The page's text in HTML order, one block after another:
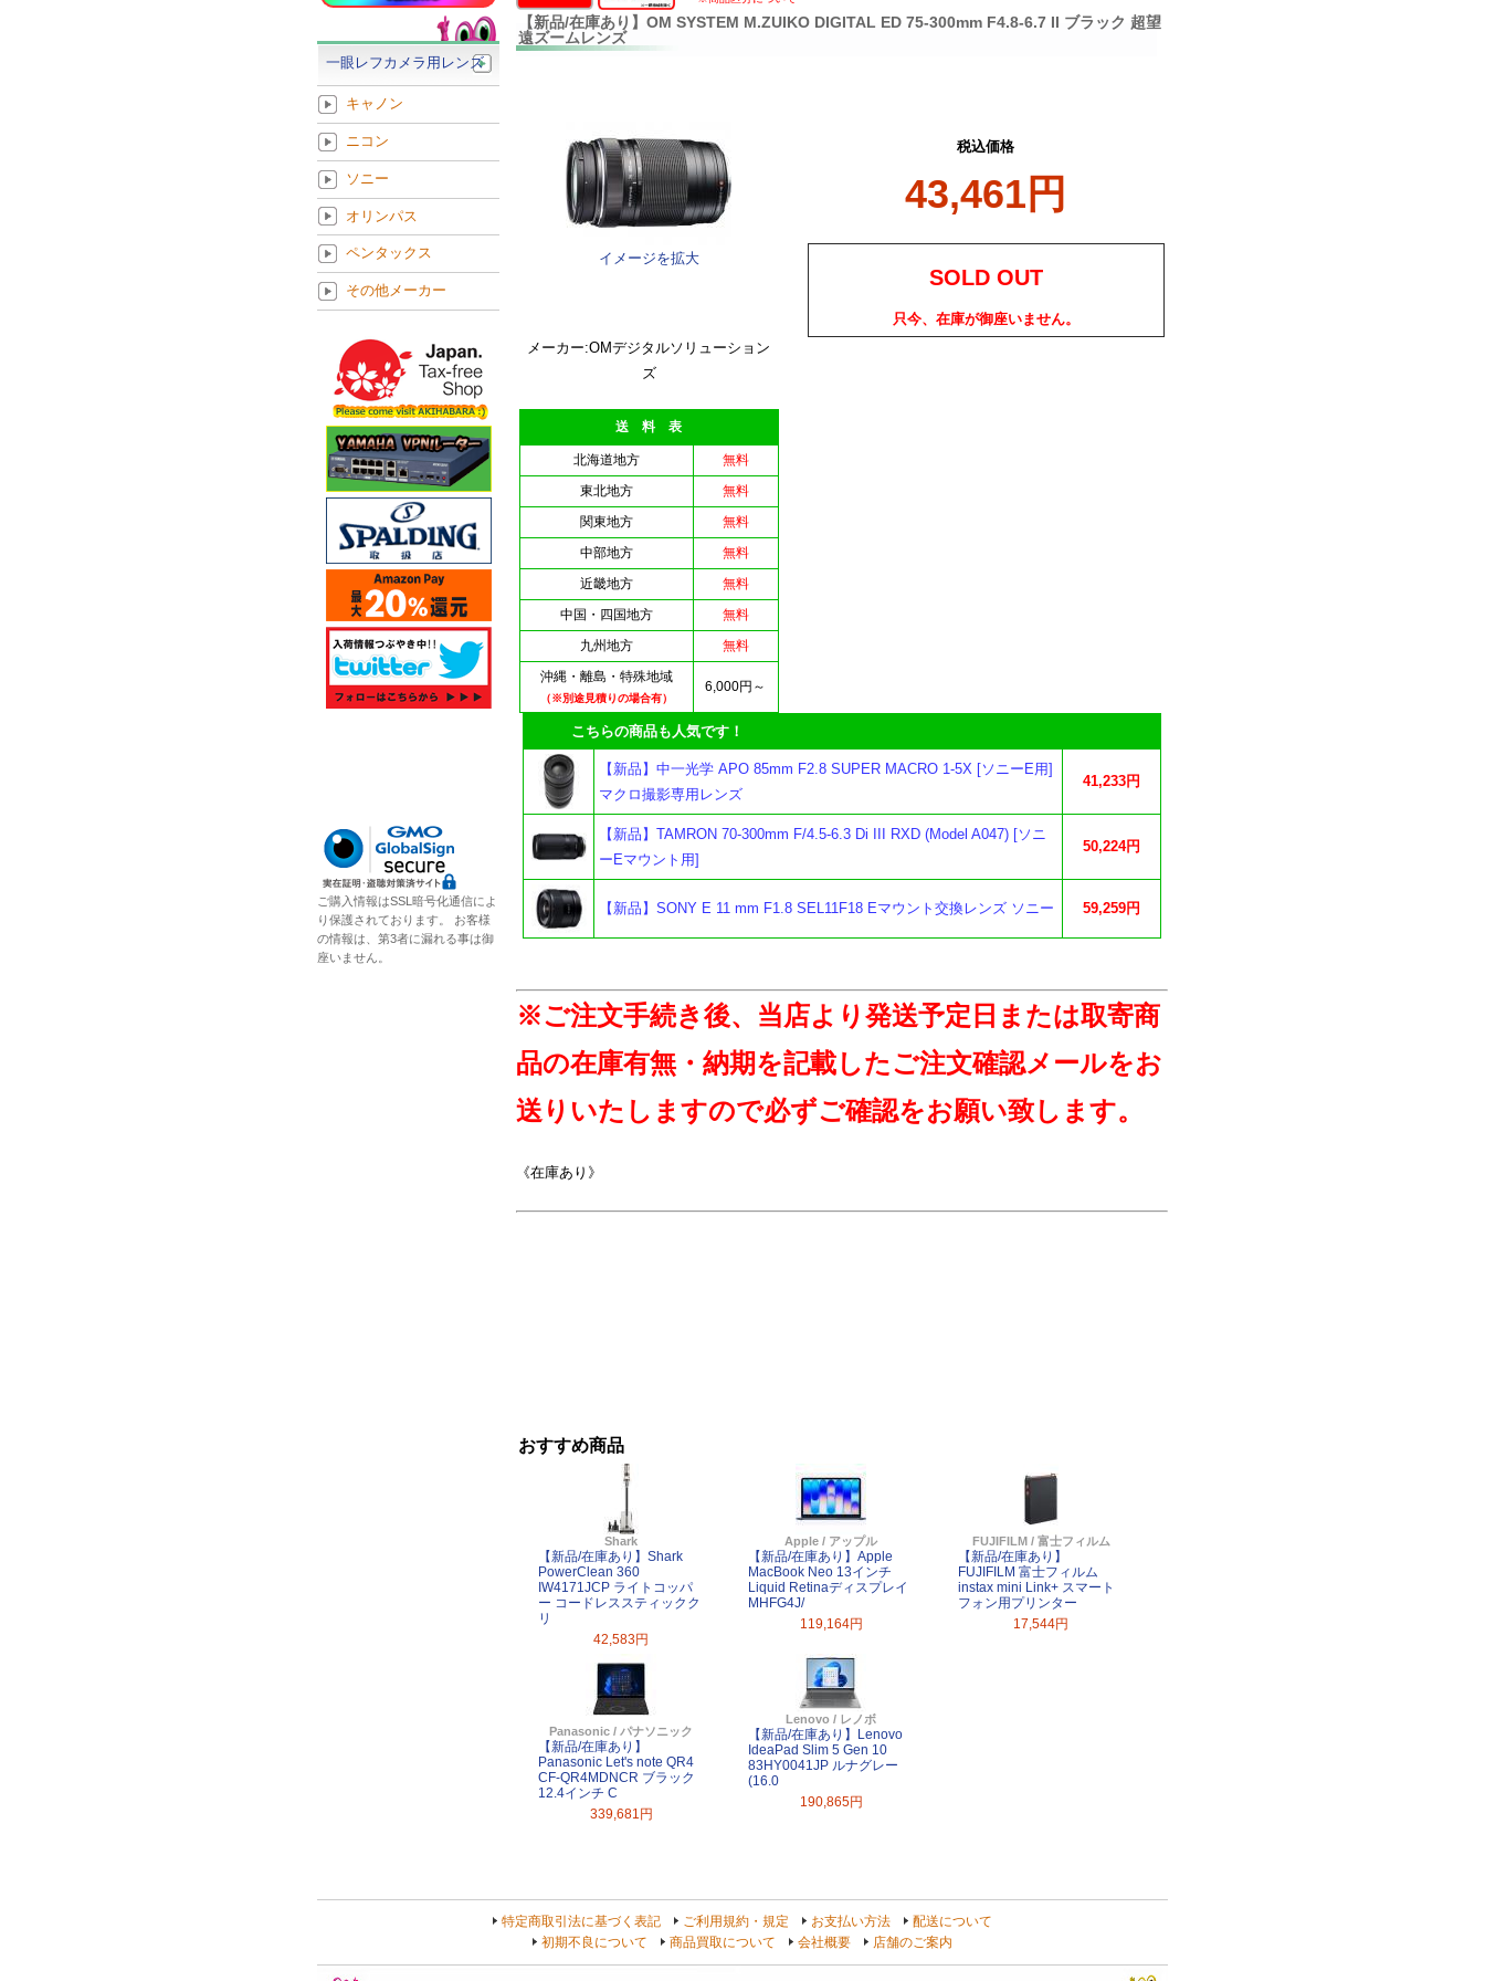
【新品/在庫あり】OM SYSTEM M.ZUIKO DIGITAL ED 75-300mm F4.8-6.7 II ブラック 超望
遠ズームレンズ
イメージを拡大
メーカー:OMデジタルソリューション
ズ
送 料 表
北海道地方
無料
東北地方
無料
関東地方
無料
中部地方
無料
近畿地方
無料
中国・四国地方
無料
九州地方
無料
沖縄・離島・特殊地域
（※別途見積りの場合有）
6,000円～
税込価格
43,461円
SOLD OUT
只今、在庫が御座いません。
こちらの商品も人気です！
【新品】中一光学 APO 85mm F2.8 SUPER MACRO 1-5X [ソニーE用]
マクロ撮影専用レンズ
41,233円
【新品】TAMRON 70-300mm F/4.5-6.3 Di III RXD (Model A047) [ソニ
ーEマウント用]
50,224円
【新品】SONY E 11 mm F1.8 SEL11F18 Eマウント交換レンズ ソニー 59,259円
※ご注文手続き後、当店より発送予定日または取寄商
品の在庫有無・納期を記載したご注文確認メールをお
送りいたしますので必ずご確認をお願い致します。
《在庫あり》
おすすめ商品
Shark
【新品/在庫あり】Shark
PowerClean 360
IW4171JCP ライトコッパ
ー コードレススティックク
リ
42,583円
Apple / アップル
【新品/在庫あり】Apple
MacBook Neo 13インチ
Liquid Retinaディスプレイ
MHFG4J/
119,164円
FUJIFILM / 富士フィルム
【新品/在庫あり】
FUJIFILM 富士フィルム
instax mini Link+ スマート
フォン用プリンター
17,544円
Panasonic / パナソニック
【新品/在庫あり】
Panasonic Let's note QR4
CF-QR4MDNCR ブラック
12.4インチ C
339,681円
Lenovo / レノボ
【新品/在庫あり】Lenovo
IdeaPad Slim 5 Gen 10
83HY0041JP ルナグレー
(16.0
190,865円
一眼レフカメラ用レンズ
キャノン
ニコン
ソニー
オリンパス
ペンタックス
その他メーカー
ご購入情報はSSL暗号化通信によ
り保護されております。 お客様
の情報は、第3者に漏れる事は御
座いません。
特定商取引法に基づく表記 ご利用規約・規定 お支払い方法
配送について
初期不良について
商品買取について 会社概要 店舗のご案内